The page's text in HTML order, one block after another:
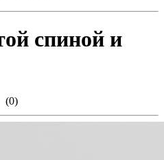
спиной и
(0)